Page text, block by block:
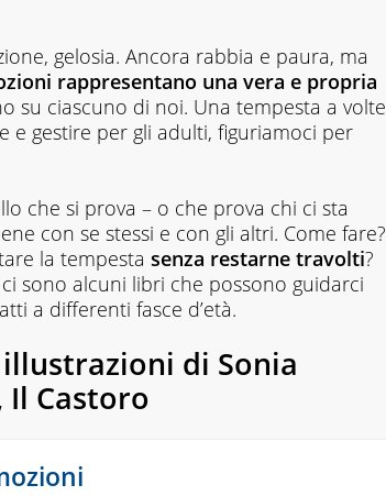
gelosia. Ancora rabbia e paura, ma
rappresentano una vera e propria
su ciascuno di noi. Una tempesta a volte
e gestire per gli adulti, figuriamoci per
che si prova – o che prova chi ci sta
con se stessi e con gli altri. Come fare?
la tempesta senza restarne travolti?
sono alcuni libri che possono guidarci
a differenti fasce d’età.
di Sonia
Il Castoro